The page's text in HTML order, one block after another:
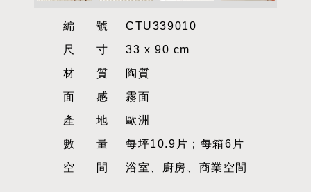
編號CTU339010
尺寸33 x 90 cm
材質陶質
面感霧面
產地歐洲
數量每坪10.9片；每箱6片
空間浴室、廚房、商業空間